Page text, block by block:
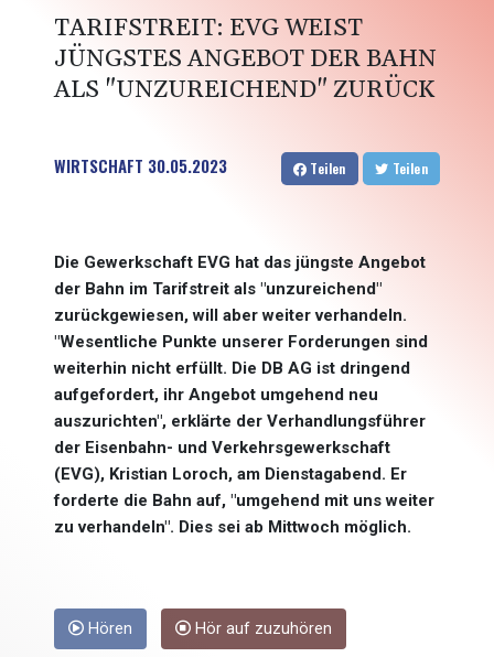
TARIFSTREIT: EVG WEIST
JÜNGSTES ANGEBOT DER BAHN
ALS "UNZUREICHEND" ZURÜCK
WIRTSCHAFT 30.05.2023 Teilen Teilen
Die Gewerkschaft EVG hat das jüngste Angebot
der Bahn im Tarifstreit als "unzureichend"
zurückgewiesen, will aber weiter verhandeln.
"Wesentliche Punkte unserer Forderungen sind
weiterhin nicht erfüllt. Die DB AG ist dringend
aufgefordert, ihr Angebot umgehend neu
auszurichten", erklärte der Verhandlungsführer
der Eisenbahn- und Verkehrsgewerkschaft
(EVG), Kristian Loroch, am Dienstagabend. Er
forderte die Bahn auf, "umgehend mit uns weiter
zu verhandeln". Dies sei ab Mittwoch möglich.
Hören Hör auf zuzuhören